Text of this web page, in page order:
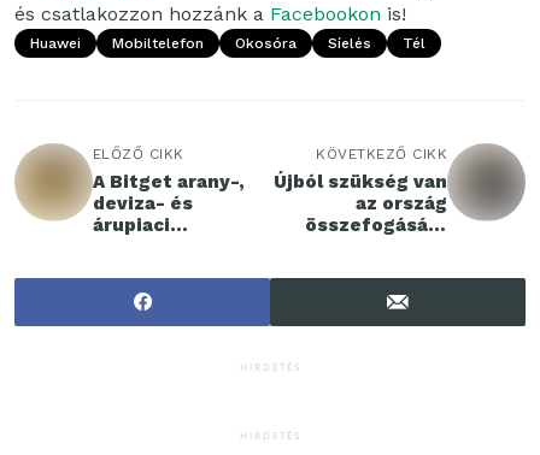
és csatlakozzon hozzánk a Facebookon is!
Huawei Mobiltelefon Okosóra Síelés Tél
ELŐZŐ CIKK
A Bitget arany-,
deviza- és
árupiaci
k számára
KÖVETKEZŐ CIKK
Újból szükség van
az ország
összefogására
HIRDETÉS
HIRDETÉS